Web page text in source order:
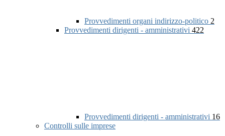
Provvedimenti organi indirizzo-politico 2
Provvedimenti dirigenti - amministrativi 422
Provvedimenti dirigenti - amministrativi 16
Controlli sulle imprese